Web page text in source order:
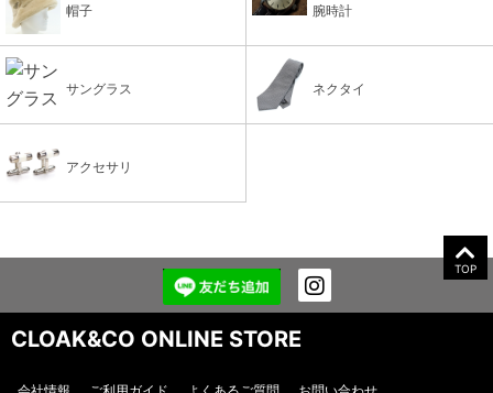
帽子 腕時計
サングラス ネクタイ
アクセサリ
TOP
CLOAK&CO ONLINE STORE